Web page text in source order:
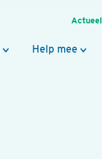
Actueel
Help mee